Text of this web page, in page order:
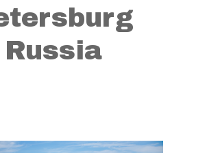
Russia